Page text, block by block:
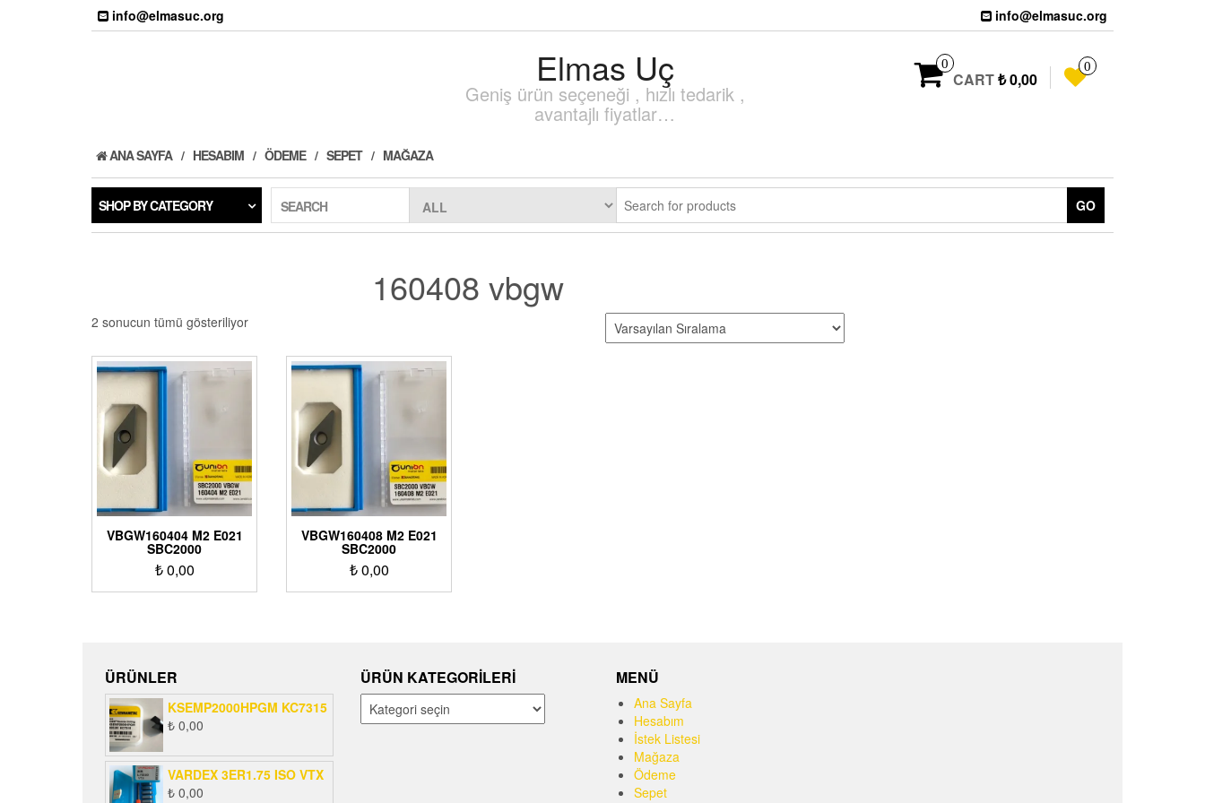
info@elmasuc.org info@elmasuc.org
Elmas Uç
Geniş ürün seçeneği , hızlı tedarik ,
avantajlı fiyatlar…
0
CART₺ 0,00
0
ANA SAYFA HESABIM ÖDEME SEPET MAĞAZA
SHOP BY CATEGORY SEARCH GO
160408 vbgw
2 sonucun tümü gösteriliyor
VBGW160404 M2 E021
SBC2000
₺0,00
VBGW160408 M2 E021
SBC2000
₺0,00
ÜRÜNLER
KSEMP2000HPGM KC7315
₺ 0,00
VARDEX 3ER1.75 ISO VTX
₺ 0,00
ÜRÜN KATEGORILERI MENÜ
Ana Sayfa
Hesabım
İstek Listesi
Mağaza
Ödeme
Sepet